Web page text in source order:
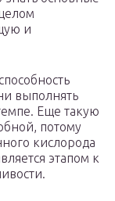
и
выполнять
Еще такую
потому
кислорода
этапом к